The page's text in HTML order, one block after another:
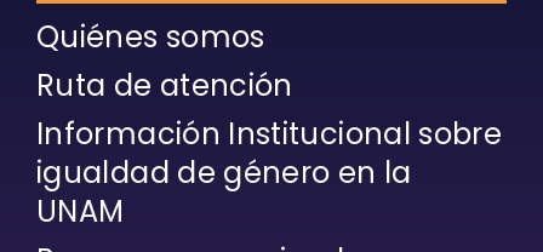
Quiénes somos
Ruta de atención
Información Institucional sobre
igualdad de género en la
UNAM